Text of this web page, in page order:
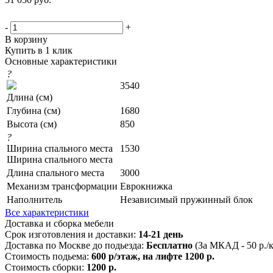
-
+
В корзину
Купить в 1 клик
Основные характеристики
?
Длина (см)
3540
Глубина (см)
1680
Высота (см)
850
?
Ширина спального места
Ширина спального места
1530
Длина спального места
3000
Механизм трансформации Еврокнижка
Наполнитель
Независимый пружинный блок
Все характеристики
Доставка и сборка мебели
Срок изготовления и доставки: 14-21 день
Доставка по Москве до подьезда: Бесплатно (За МКАД - 50 р./
Стоимость подьема: 600 р/этаж, на лифте 1200 р.
Стоимость сборки: 1200 р.